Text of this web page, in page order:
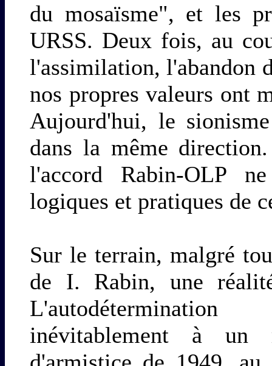
du mosaïsme", et les
URSS. Deux fois, au
l'assimilation, l'abandon
nos propres valeurs ont
Aujourd'hui, le
dans la même
l'accord Rabin-OLP
logiques et pratiques de
Sur le terrain, malgré
de I. Rabin, une
inévitablement à un